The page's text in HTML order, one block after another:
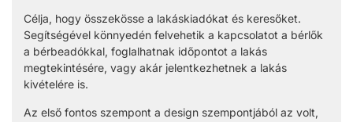
Célja, hogy összekösse a lakáskiadókat és keresőket.
Segítségével könnyedén felvehetik a kapcsolatot a bérlők
a bérbeadókkal, foglalhatnak időpontot a lakás
megtekintésére, vagy akár jelentkezhetnek a lakás
kivételére is.
Az első fontos szempont a design szempontjából az volt,